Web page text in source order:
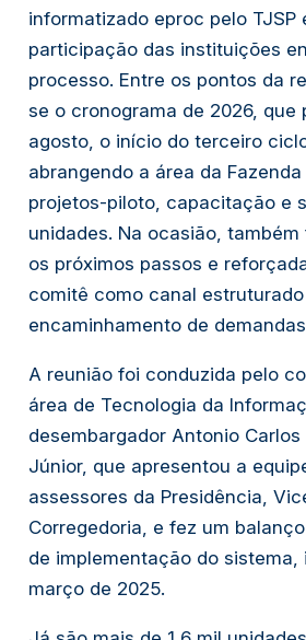
informatizado eproc pelo TJSP
participação das instituições
processo. Entre os pontos da
se o cronograma de 2026, que
agosto, o início do terceiro
abrangendo a área da
projetos-piloto, capacitação e
unidades. Na ocasião,
os próximos passos e
comitê como canal
encaminhamento de
A reunião foi conduzida pelo
área de Tecnologia da
desembargador Antonio Carlos
Júnior, que apresentou a
assessores da Presidência,
Corregedoria, e fez um
de implementação do sistema,
março de 2025.